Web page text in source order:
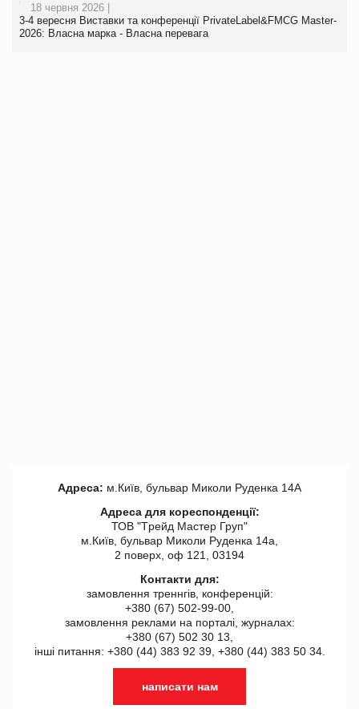
18 червня 2026 |
3-4 вересня Виставки та конференції PrivateLabel&FMCG Master-
2026: Власна марка - Власна перевага
Адреса: м.Київ, бульвар Миколи Руденка 14А
Адреса для кореспонденції:
ТОВ "Tрейд Мастер Груп"
м.Київ, бульвар Миколи Руденка 14а,
2 поверх, оф 121, 03194
Контакти для:
замовлення треннгів, конференцій:
+380 (67) 502-99-00,
замовлення реклами на порталі, журналах:
+380 (67) 502 30 13,
інші питання: +380 (44) 383 92 39, +380 (44) 383 50 34.
написати нам